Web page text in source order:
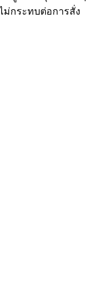
กระทบต่อการสั่ง